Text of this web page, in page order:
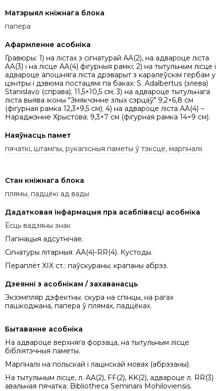
Матэрыял кніжнага блока
папера
Афармленне асобніка
Гравюры: 1) на лістах з сігнатурай AA(2), на адвароце ліста
AA(3) i на лісце AA(4) фігурныя рамкi; 2) на тытульным лісце і
адвароце апошняга ліста дрэварыт з каралеўскім гербам у
цэнтры і дзвюма постацямі па баках: S. Adalbertus (злева)
Stanislavo (справа); 11,5×10,5 см; 3) на адвароце тытульнага
ліста выява іконы "Змякчэнне злых сэрцаў" 9,2×6,8 см
(фігурная рамка 12,3×9,5 см); 4) на адвароце ліста AA(4) –
Нараджэнне Хрыстова; 9,3×7 см (фiгурная рамка 14×9 см).
Наяўнасць памет
пячаткі, штампы, рукапісныя паметы ў тэксце, маргіналіі
Стан кніжнага блока
плямы, падцёкі ад вады
Дадатковая інфармацыя пра асаблівасці асобніка
Ёсць вадзяны знак
Пагінацыя адсутнічае.
Сігнатуры літарныя: AA(4)-RR(4). Кустоды.
Пераплёт XIX ст.: паўскураны; крапаны абрэз.
Дзеянні з асобнікам / захаванасць
Экзэмпляр дэфектны: скура на спінцы, на рагах
пашкоджана, папера ў плямах, падцёках.
Бытаванне асобніка
На адвароце верхняга форзаца, на тытульным лісце
бібліятэчныя паметы.
Маргiналiі на польскай і лацінскай мовах (абрэзаны).
На тытульным лісце, л. AA(2), FF(2), KK(2), адвароце л. RR(3)
авальная пячатка: Bibliotheca Seminarii Mohiloviensis.